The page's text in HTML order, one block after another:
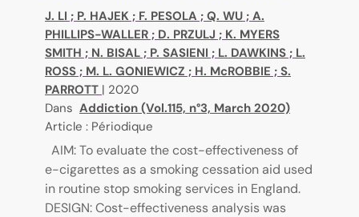
J. LI ; P. HAJEK ; F. PESOLA ; Q. WU ; A.
PHILLIPS-WALLER ; D. PRZULJ ; K. MYERS
SMITH ; N. BISAL ; P. SASIENI ; L. DAWKINS ; L.
ROSS ; M. L. GONIEWICZ ; H. McROBBIE ; S.
PARROTT | 2020
Dans Addiction (Vol.115, n°3, March 2020)
Article : Périodique
AIM: To evaluate the cost-effectiveness of
e-cigarettes as a smoking cessation aid used
in routine stop smoking services in England.
DESIGN: Cost-effectiveness analysis was